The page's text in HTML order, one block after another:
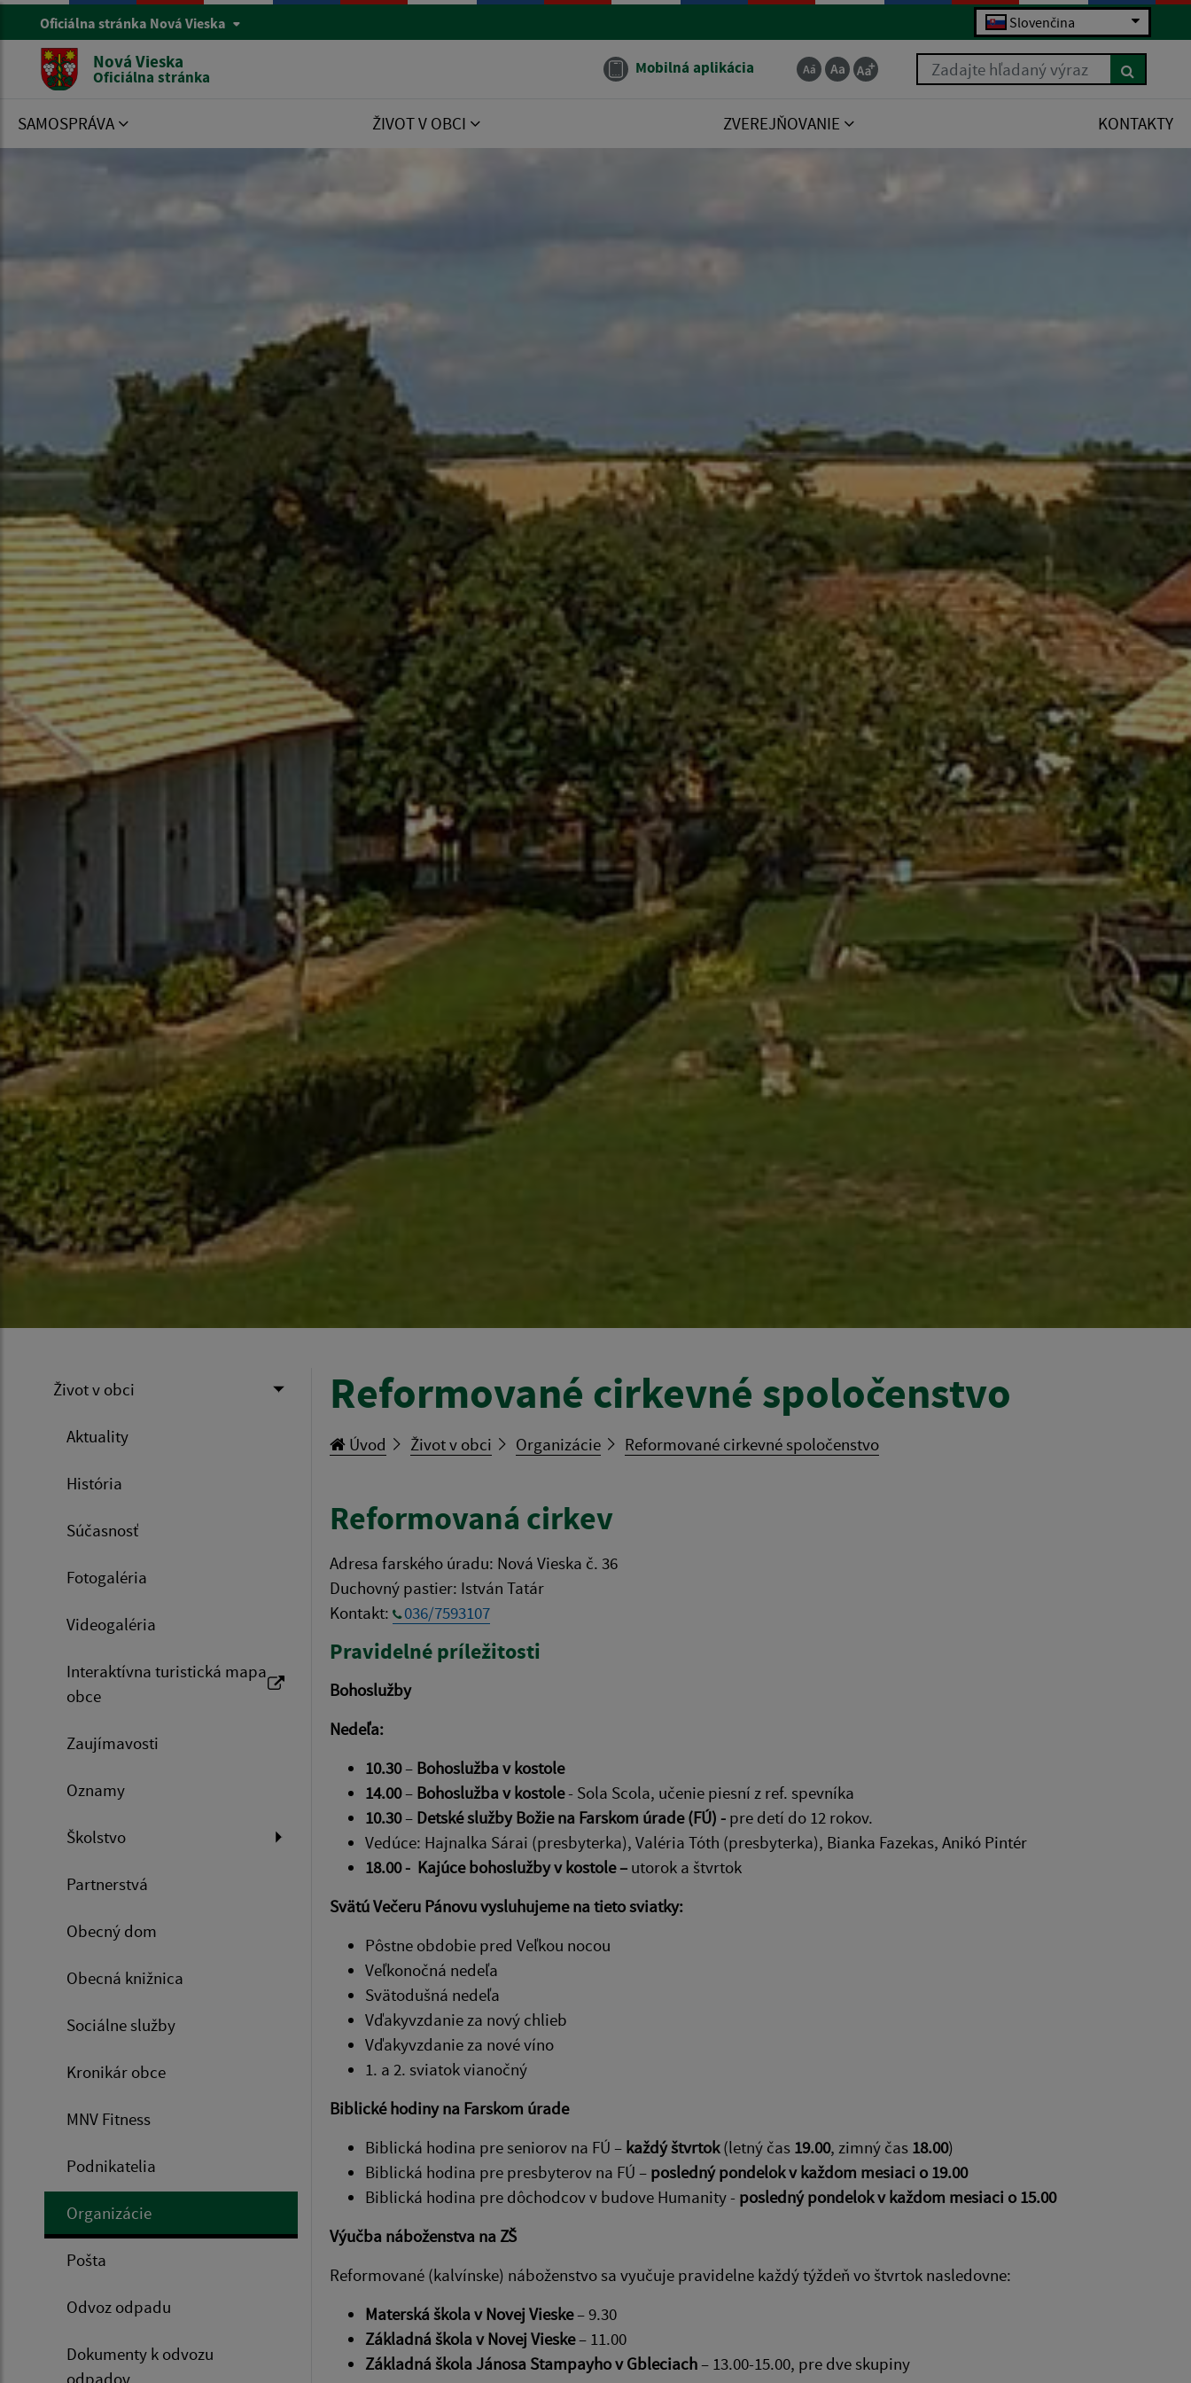
Oficiálna stránka Nová Vieska Slovenčina
Nová Vieska
Oficiálna stránka Mobilná aplikácia Zadajte hľadaný výraz
SAMOSPRÁVA ŽIVOT V OBCI ZVEREJŇOVANIE KONTAKTY
Život v obci
Aktuality
História
Súčasnosť
Fotogaléria
Videogaléria
Interaktívna turistická mapa
obce
Zaujímavosti
Oznamy
Školstvo
Partnerstvá
Obecný dom
Obecná knižnica
Sociálne služby
Kronikár obce
MNV Fitness
Podnikatelia
Organizácie
Pošta
Odvoz odpadu
Dokumenty k odvozu
odpadov
Reformované cirkevné spoločenstvo
Úvod Život v obci Organizácie Reformované cirkevné spoločenstvo
Reformovaná cirkev
Adresa farského úradu: Nová Vieska č. 36
Duchovný pastier: István Tatár
Kontakt:
036/7593107
Pravidelné príležitosti
Bohoslužby
Nedeľa:
10.30– Bohoslužba v kostole
14.00– Bohoslužba v kostole- Sola Scola, učenie piesní z ref. spevníka
10.30– Detské služby Božie na Farskom úrade (FÚ) - pre detí do 12 rokov.
Vedúce: Hajnalka Sárai (presbyterka), Valéria Tóth (presbyterka), Bianka Fazekas, Anikó Pintér
18.00 - Kajúce bohoslužby v kostole – utorok a štvrtok
Svätú Večeru Pánovu vysluhujeme na tieto sviatky:
Pôstne obdobie pred Veľkou nocou
Veľkonočná nedeľa
Svätodušná nedeľa
Vďakyvzdanie za nový chlieb
Vďakyvzdanie za nové víno
1. a 2. sviatok vianočný
Biblické hodiny na Farskom úrade
Biblická hodina pre seniorov na FÚ – každý štvrtok(letný čas 19.00, zimný čas 18.00)
Biblická hodina pre presbyterov na FÚ – posledný pondelok v každom mesiaci o 19.00
Biblická hodina pre dôchodcov v budove Humanity - posledný pondelok v každom mesiaci o 15.00
Výučba náboženstva na ZŠ
Reformované (kalvínske) náboženstvo sa vyučuje pravidelne každý týždeň vo štvrtok nasledovne:
Materská škola v Novej Vieske– 9.30
Základná škola v Novej Vieske– 11.00
Základná škola Jánosa Stampayho v Gbleciach– 13.00-15.00, pre dve skupiny